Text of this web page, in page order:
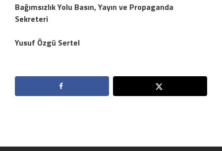
Bağımsızlık Yolu Basın, Yayın ve Propaganda
Sekreteri
Yusuf Özgü Sertel